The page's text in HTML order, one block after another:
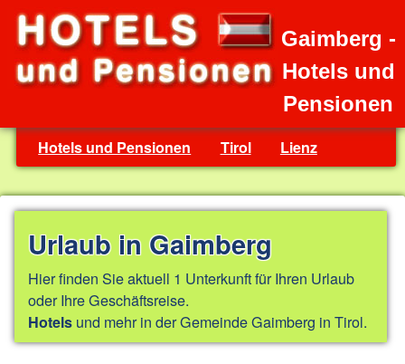
Gaimberg -
Hotels und
Pensionen
Hotels und Pensionen Tirol Lienz
Urlaub in Gaimberg
Hier finden Sie aktuell 1 Unterkunft für Ihren Urlaub
oder Ihre Geschäftsreise.
Hotels und mehr in der Gemeinde Gaimberg in Tirol.